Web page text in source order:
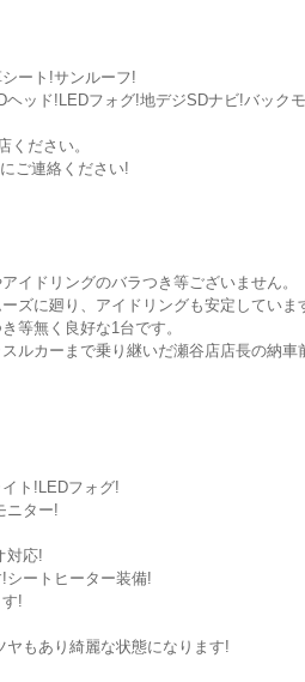
ート!サンルーフ!
ッド!LEDフォグ!地デジSDナビ!バック
ください。
ご連絡ください!
イドリングのバラつき等ございません。
ズに廻り、アイドリングも安定していま
等無く良好な1台です。
ルカーまで乗り継いだ瀬谷店店長の納車
ト!LEDフォグ!
ニター!
対応!
シートヒーター装備!
!
もあり綺麗な状態になります!